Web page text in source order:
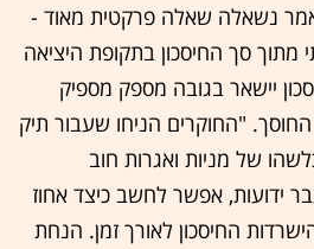
נשאלה שאלה פרקטית מאוד -
סך החיסכון בתקופת היציאה
יישאר בגובה מספק מספיק
"החוקרים הניחו שעבור תיק
של מניות ואגרות חוב
ידועות, אפשר לחשב כיצד אחוז
החיסכון לאורך זמן. הנחת